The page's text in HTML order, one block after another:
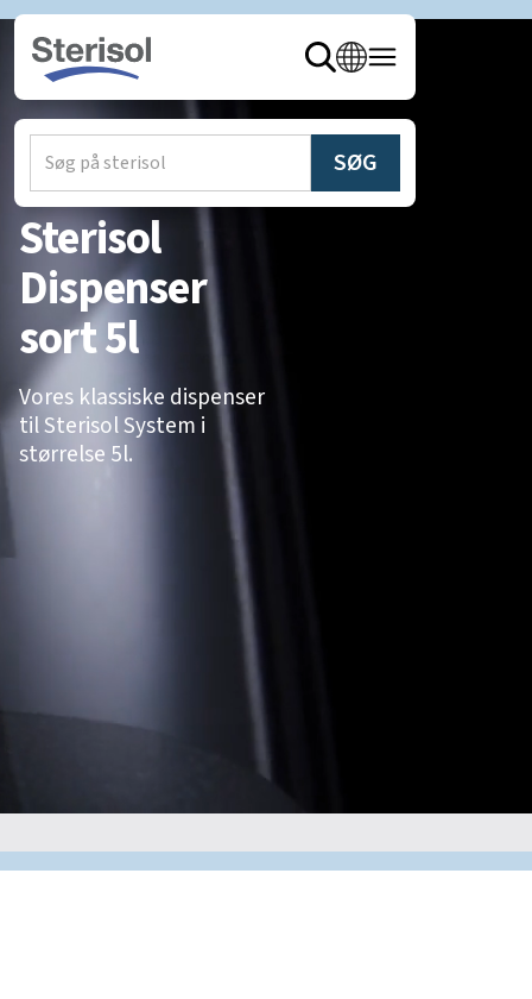
Sterisol
Dispenser
sort 5l
Vores klassiske dispenser
til Sterisol System i
størrelse 5l.